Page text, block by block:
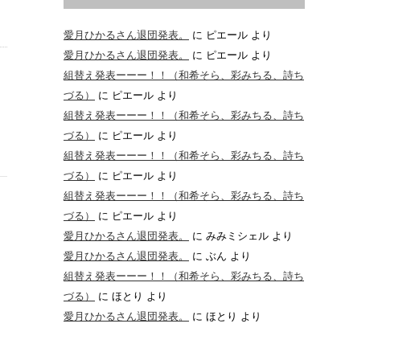
愛月ひかるさん退団発表。 に ピエール より
愛月ひかるさん退団発表。
に ピエール より
組替え発表ーーー！！（和希そら、彩みちる、詩ち
づる）
に ピエール より
組替え発表ーーー！！（和希そら、彩みちる、詩ち
づる）
に ピエール より
組替え発表ーーー！！（和希そら、彩みちる、詩ち
づる）
に ピエール より
組替え発表ーーー！！（和希そら、彩みちる、詩ち
づる）
に ピエール より
愛月ひかるさん退団発表。
に みみミシェル より
愛月ひかるさん退団発表。
に ぶん より
組替え発表ーーー！！（和希そら、彩みちる、詩ち
づる）
に ほとり より
愛月ひかるさん退団発表。
に ほとり より